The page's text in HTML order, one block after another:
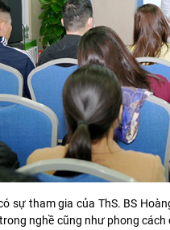
sự tham gia của ThS. BS
nghề cũng như phong